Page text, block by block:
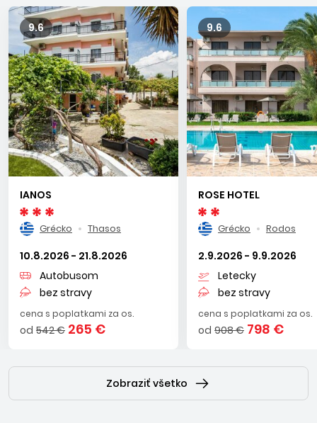
9.6
IANOS
Grécko Thasos
10.8.2026 - 21.8.2026
Autobusom
bez stravy
cena s poplatkami za os.
od 542 € 265 €
9.6
ROSE HOTEL
Grécko Rodos
2.9.2026 - 9.9.2026
Letecky
bez stravy
cena s poplatkami za os.
od 908 € 798 €
Zobraziť všetko